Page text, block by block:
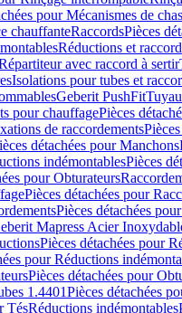
pour Mécanismes de
chauffanteRaccordsPièces
Réductions et
avec raccord à sertir
Isolations pour tubes et
Geberit PushFit
pour chauffagePièces
de raccordements
détachées pour Manchons
indémontablesPièces
pour Obturateurs
Pièces détachées pour
Pièces détachées
Mapress Acier
Pièces détachées pour
pour Réductions
Pièces détachées pour
1.4401Pièces détachées
TésRéductions indémontables